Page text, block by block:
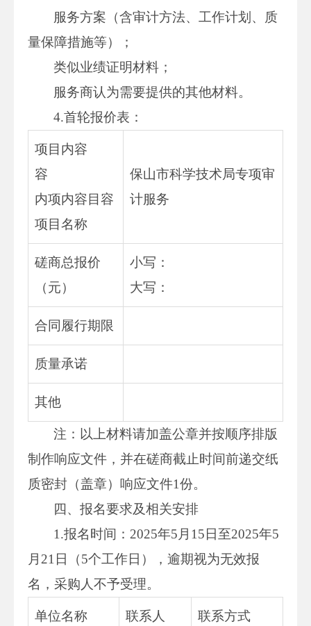
服务方案（含审计方法、工作计划、质
量保障措施等）；
类似业绩证明材料；
服务商认为需要提供的其他材料。
4.首轮报价表：
项目内容
容
内项内容目容
项目名称
保山市科学技术局专项审
计服务
磋商总报价
（元）
小写：
大写：
合同履行期限
质量承诺
其他
注：以上材料请加盖公章并按顺序排版
制作响应文件，并在磋商截止时间前递交纸
质密封（盖章）响应文件1份。
四、报名要求及相关安排
1.报名时间：2025年5月15日至2025年5
月21日（5个工作日），逾期视为无效报
名，采购人不予受理。
单位名称 联系人 联系方式